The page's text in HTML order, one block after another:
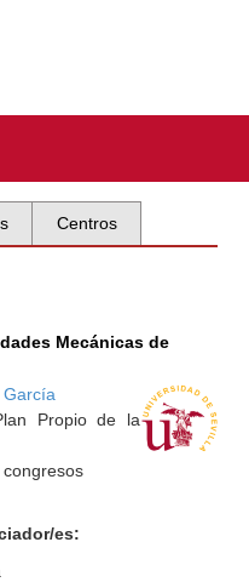
Centros
Mecánicas de
García
Propio de la
es: